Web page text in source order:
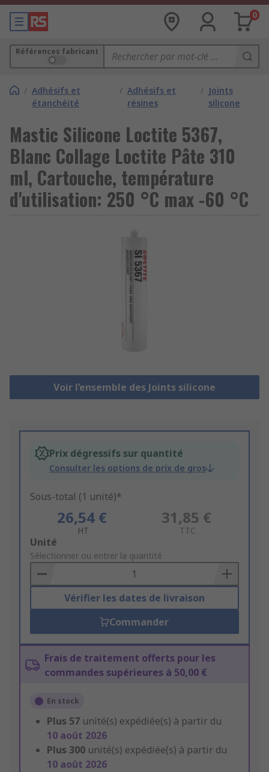
0
Références fabricant
/ Adhésifs et
étanchéité
/ Adhésifs et
résines
/ Joints
silicone
Mastic Silicone Loctite 5367,
Blanc Collage Loctite Pâte 310
ml, Cartouche, température
d'utilisation: 250 °C max -60 °C
Voir l’ensemble des Joints silicone
Prix dégressifs sur quantité
Consulter les options de prix de gros
Sous-total (1 unité)*
26,54 €
HT
31,85 €
TTC
Add
to
Basket
Unité
Sélectionner ou entrer la quantité
Vérifier les dates de livraison
Commander
Frais de traitement offerts pour les
commandes supérieures à 50,00 €
En stock
Plus 57 unité(s) expédiée(s) à partir du
10 août 2026
Plus 300 unité(s) expédiée(s) à partir du
10 août 2026